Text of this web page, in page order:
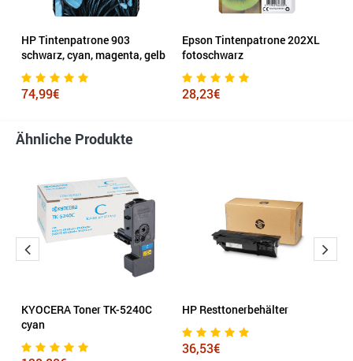
HP Tintenpatrone 903
schwarz, cyan, magenta, gelb
74,99€
Epson Tintenpatrone 202XL
fotoschwarz
28,23€
Ähnliche Produkte
KYOCERA Toner TK-5240C
cyan
HP Resttonerbehälter
36,53€